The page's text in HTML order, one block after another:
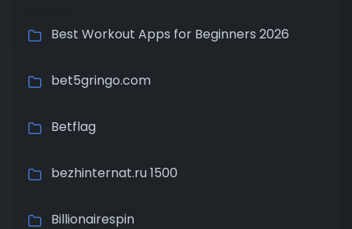
Best Workout Apps for Beginners 2026
bet5gringo.com
Betflag
bezhinternat.ru 1500
Billionairespin